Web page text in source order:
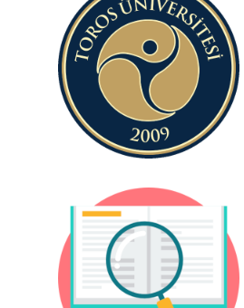
Toros
Üniversitesi
Programlar